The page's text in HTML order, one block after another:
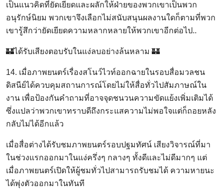
เป็นแนวคิดที่ยัดเยียดและผลักให้ฝ่ายของพวกเขาเป็นพวก
อนุรักษ์นิยม พวกเขาจึงเลือกไม่สนับสนุนผลงานใดก็ตามที่พวก
เขารู้สึกว่ายัดเยียดความหลากหลายให้พวกเขาอีกต่อไป..
🏰ได้รับเสียงตอบรับในแง่ลบอย่างล้นหลาม 🏰
14. เมื่อภาพยนตร์เรื่องสโนว์ไวท์ออกฉายในรอบสื่อมวลชน
ดิสนีย์ได้ควบคุมสถานการณ์โดยไม่ให้สื่อทั่วไปสัมภาษณ์ใน
งาน เพื่อป้องกันคำถามที่อาจจุดชนวนความขัดแย้งเพิ่มเติมได้
ซึ่งแปลว่าพวกเขาทราบดีถึงกระแสความไม่พอใจแต่ก็ถอยหลัง
กลับไม่ได้อีกแล้ว
เมื่อสื่อต่างได้รับชมภาพยนตร์รอบปฐมทัศน์ เสียงวิจารณ์ที่มา
ในช่วงแรกออกมาในแง่ครึ่งๆ กลางๆ ทั้งดีและไม่ดีมากๆ แต่
เมื่อภาพยนตร์เปิดให้ผู้ชมทั่วไปสามารถรับชมได้ ความหายนะ
ได้พุ่งตัวออกมาในทันที